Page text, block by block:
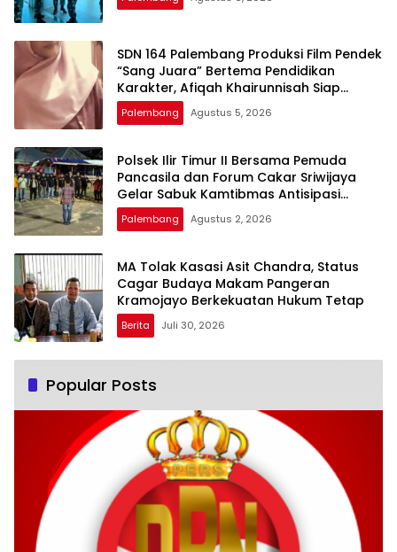
SDN 164 Palembang Produksi Film Pendek
“Sang Juara” Bertema Pendidikan
Karakter, Afiqah Khairunnisah Siap
Tampilkan Akting Terbaik
Palembang Agustus 5, 2026
Polsek Ilir Timur II Bersama Pemuda
Pancasila dan Forum Cakar Sriwijaya
Gelar Sabuk Kamtibmas Antisipasi
Tawuran dan Kejahatan Jalanan
Palembang Agustus 2, 2026
MA Tolak Kasasi Asit Chandra, Status
Cagar Budaya Makam Pangeran
Kramojayo Berkekuatan Hukum Tetap
Berita Juli 30, 2026
Popular Posts